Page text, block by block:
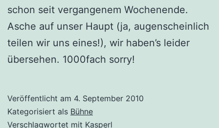
schon seit vergangenem Wochenende.
Asche auf unser Haupt (ja, augenscheinlich
teilen wir uns eines!), wir haben’s leider
übersehen. 1000fach sorry!
Veröffentlicht am 4. September 2010
Kategorisiert als Bühne
Verschlagwortet mit Kasperl